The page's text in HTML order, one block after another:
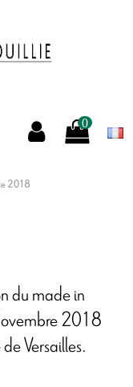
0
2018
du made in
2018
Versailles.